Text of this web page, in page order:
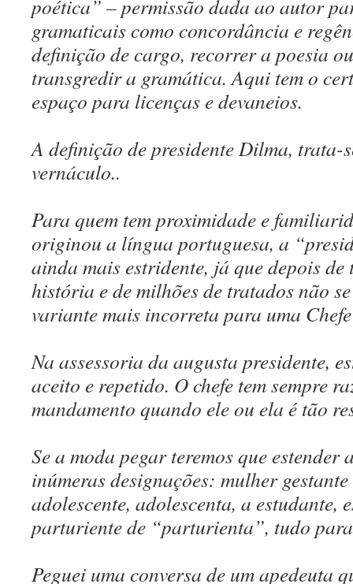
poética” – permissão dada ao autor
gramaticais como concordância e
definição de cargo, recorrer a poesia
transgredir a gramática. Aqui tem o
espaço para licenças e devaneios.
A definição de presidente Dilma, trata-
vernáculo..
Para quem tem proximidade e
originou a língua portuguesa, a
ainda mais estridente, já que depois de
história e de milhões de tratados não
variante mais incorreta para uma
Na assessoria da augusta presidente,
aceito e repetido. O chefe tem sempre
mandamento quando ele ou ela é tão
Se a moda pegar teremos que estender
inúmeras designações: mulher
adolescente, adolescenta, a estudante,
parturiente de “parturienta”, tudo
Peguei uma conversa de um apedeuta